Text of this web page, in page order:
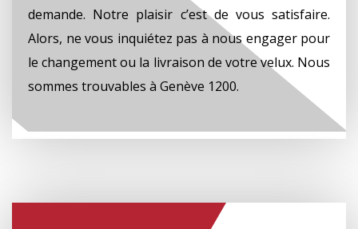
demande. Notre plaisir c’est de vous satisfaire.
Alors, ne vous inquiétez pas à nous engager pour
le changement ou la livraison de votre velux. Nous
sommes trouvables à Genève 1200.